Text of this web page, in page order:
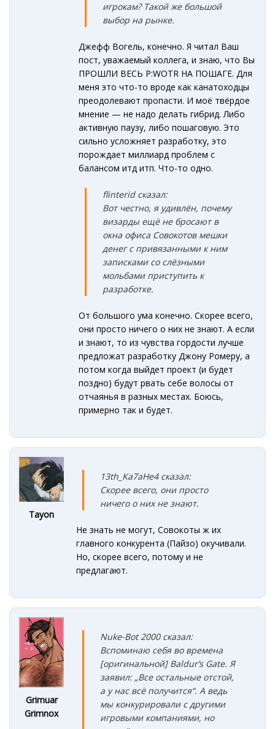
игрокам? Такой же большой
выбор на рынке.
Джефф Вогель, конечно. Я читал Ваш
пост, уважаемый коллега, и знаю, что Вы
ПРОШЛИ ВЕСЬ P:WOTR НА ПОШАГЕ. Для
меня это что-то вроде как канатоходцы
преодолевают пропасти. И моё твёрдое
мнение — не надо делать гибрид. Либо
активную паузу, либо пошаговую. Это
сильно усложняет разработку, это
порождает миллиард проблем с
балансом итд итп. Что-то одно.
flinterid сказал:
Вот честно, я удивлён, почему
визарды ещё не бросают в
окна офиса Совокотов мешки
денег с привязанными к ним
записками со слёзными
мольбами приступить к
разработке.
От большого ума конечно. Скорее всего,
они просто ничего о них не знают. А если
и знают, то из чувства гордости лучше
предложат разработку Джону Ромеру, а
потом когда выйдет проект (и будет
поздно) будут рвать себе волосы от
отчаянья в разных местах. Боюсь,
примерно так и будет.
Tayon
13th_Ka7aHe4 сказал:
Скорее всего, они просто
ничего о них не знают.
Не знать не могут, Совокоты ж их
главного конкурента (Пайзо) окучивали.
Но, скорее всего, потому и не
предлагают.
Grimuar
Grimnox
Nuke-Bot 2000 сказал:
Вспоминаю себя во времена
[оригинальной] Baldur’s Gate. Я
заявил: „Все остальные отстой,
а у нас всё получится“. А ведь
мы конкурировали с другими
игровыми компаниями, но